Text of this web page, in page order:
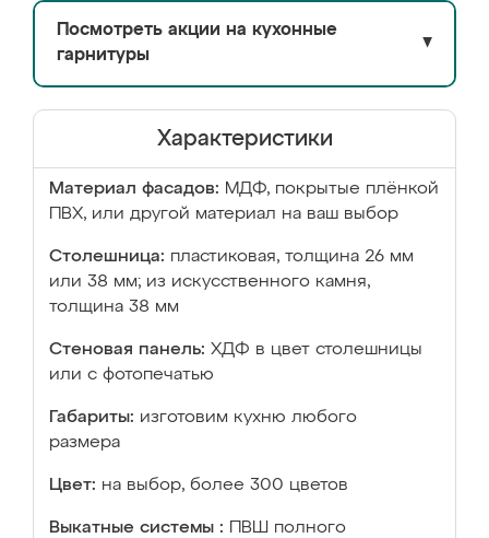
Посмотреть акции на кухонные
гарнитуры
▼
Характеристики
Материал фасадов: МДФ, покрытые плёнкой
ПВХ, или другой материал на ваш выбор
Столешница: пластиковая, толщина 26 мм
или 38 мм; из искусственного камня,
толщина 38 мм
Стеновая панель: ХДФ в цвет столешницы
или с фотопечатью
Габариты: изготовим кухню любого
размера
Цвет: на выбор, более 300 цветов
Выкатные системы :
ПВШ полного